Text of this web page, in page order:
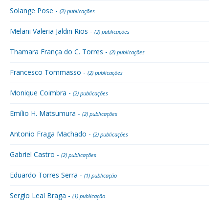
Solange Pose - (2) publicações
Melani Valeria Jaldin Rios - (2) publicações
Thamara França do C. Torres - (2) publicações
Francesco Tommasso - (2) publicações
Monique Coimbra - (2) publicações
Emílio H. Matsumura - (2) publicações
Antonio Fraga Machado - (2) publicações
Gabriel Castro - (2) publicações
Eduardo Torres Serra - (1) publicação
Sergio Leal Braga - (1) publicação